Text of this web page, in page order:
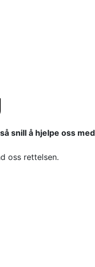
snill å hjelpe oss
oss rettelsen.